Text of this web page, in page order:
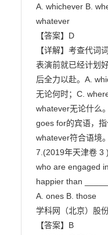
A. whichever B.
whatever
【答案】D
【详解】考查代词
表演前就已经计划
后全力以赴。A.
无论何时；C.
whatever无论什么
goes for的宾语，指
whatever符合语境
7.(2019年天津卷 3
who are engaged
happier than
A. ones B. those
学科网（北京）股
【答案】B